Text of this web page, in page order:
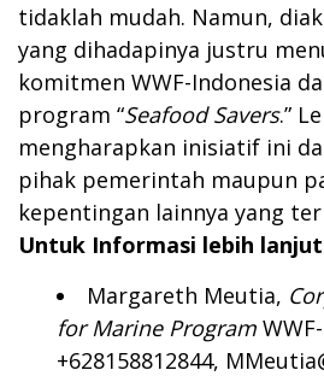
tidaklah mudah. Namun,
yang dihadapinya justru
komitmen WWF-Indonesia
program “Seafood Savers.”
mengharapkan inisiatif ini
pihak pemerintah maupun
kepentingan lainnya yang
Untuk Informasi lebih
Margareth Meutia,
for Marine Program
+628158812844,